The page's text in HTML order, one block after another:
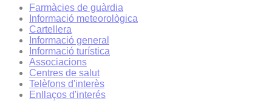
Farmàcies de guàrdia
Informació meteorològica
Cartellera
Informació general
Informació turística
Associacions
Centres de salut
Telèfons d'interès
Enllaços d'interés